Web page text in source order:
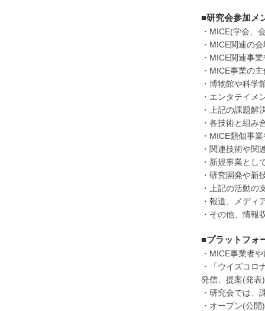
■研究会参加メ
・MICE(学会、
・MICE関連の
・MICE関連事
・MICE事業の
・博物館や科学
・エンタテイメ
・上記の課題解
・各技術と組み
・MICE類似事
・関連技術や関
・新規事業とし
・研究開発や新
・上記の活動の
・報道、メディ
・その他、情報
■プラットフォ
・MICE事業者
・「ウイズコロ
発信、提案(発表
・研究会では、
・オープン(公